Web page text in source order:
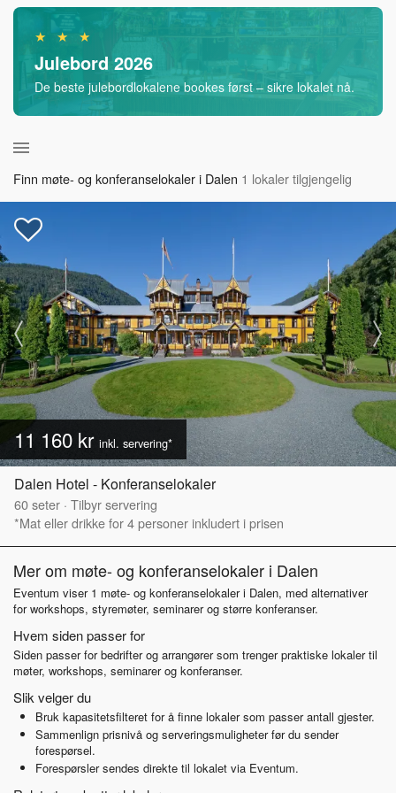
★ ★ ★
Julebord 2026
De beste julebordlokalene bookes først – sikre lokalet nå.
Finn møte- og konferanselokaler i Dalen 1 lokaler tilgjengelig
11 160 kr inkl. servering*
Dalen Hotel - Konferanselokaler
60seter · Tilbyr servering
*Mat eller drikke for 4 personer inkludert i prisen
Mer om møte- og konferanselokaler i Dalen
Eventum viser 1 møte- og konferanselokaler i Dalen, med alternativer
for workshops, styremøter, seminarer og større konferanser.
Hvem siden passer for
Siden passer for bedrifter og arrangører som trenger praktiske lokaler til
møter, workshops, seminarer og konferanser.
Slik velger du
Bruk kapasitetsfilteret for å finne lokaler som passer antall gjester.
Sammenlign prisnivå og serveringsmuligheter før du sender
forespørsel.
Forespørsler sendes direkte til lokalet via Eventum.